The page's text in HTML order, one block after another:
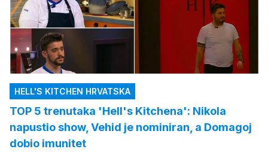
HELL'S KITCHEN HRVATSKA
TOP 5 trenutaka 'Hell's Kitchena': Nikola
napustio show, Vehid je nominiran, a Domagoj
dobio imunitet